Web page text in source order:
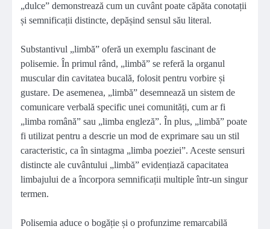
„dulce” demonstrează cum un cuvânt poate căpăta conotații
și semnificații distincte, depășind sensul său literal.
Substantivul „limbă” oferă un exemplu fascinant de
polisemie. În primul rând, „limbă” se referă la organul
muscular din cavitatea bucală, folosit pentru vorbire și
gustare. De asemenea, „limbă” desemnează un sistem de
comunicare verbală specific unei comunități, cum ar fi
„limba română” sau „limba engleză”. În plus, „limbă” poate
fi utilizat pentru a descrie un mod de exprimare sau un stil
caracteristic, ca în sintagma „limba poeziei”. Aceste sensuri
distincte ale cuvântului „limbă” evidențiază capacitatea
limbajului de a încorpora semnificații multiple într-un singur
termen.
Polisemia aduce o bogăție și o profunzime remarcabilă